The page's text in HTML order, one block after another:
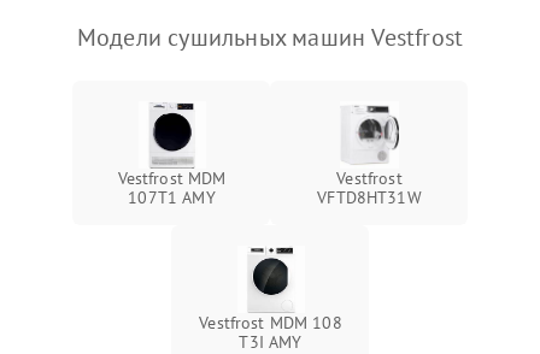
Модели сушильных машин Vestfrost
Vestfrost MDM
107T1 AMY
Vestfrost
VFTD8HT31W
Vestfrost MDM 108
T3I AMY